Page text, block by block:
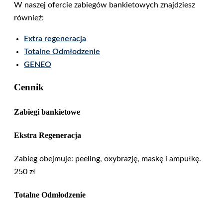
W naszej ofercie zabiegów bankietowych znajdziesz
również:
Extra regeneracja
Totalne Odmłodzenie
GENEO
Cennik
Zabiegi bankietowe
Ekstra Regeneracja
Zabieg obejmuje: peeling, oxybrazję, maskę i ampułkę.
250 zł
Totalne Odmłodzenie